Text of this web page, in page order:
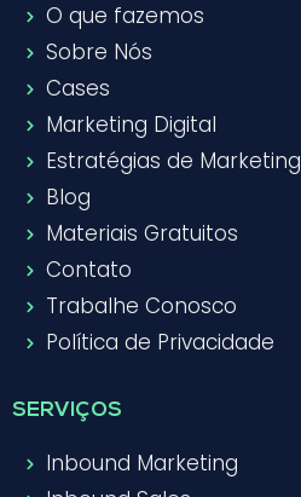
O que fazemos
Sobre Nós
Cases
Marketing Digital
Estratégias de Marketing
Blog
Materiais Gratuitos
Contato
Trabalhe Conosco
Política de Privacidade
SERVIÇOS
Inbound Marketing